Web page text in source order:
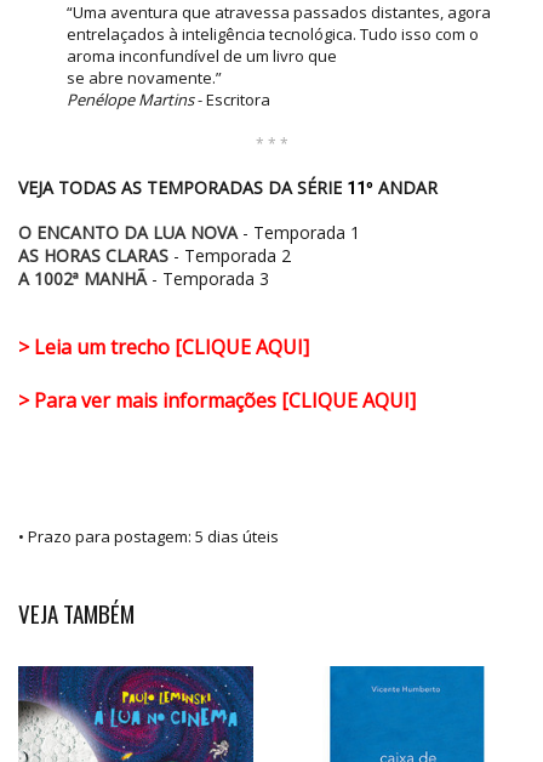
“Uma aventura que atravessa passados distantes, agora
entrelaçados à inteligência tecnológica. Tudo isso com o
aroma inconfundível de um livro que
se abre novamente.”
Penélope Martins- Escritora
* * *
VEJA TODAS AS TEMPORADAS DA SÉRIE 11º ANDAR
O ENCANTO DA LUA NOVA- Temporada 1
AS HORAS CLARAS - Temporada 2
A 1002ª MANHÃ- Temporada 3
> Leia um trecho [CLIQUE AQUI]
> Para ver mais informações [CLIQUE AQUI]
• Prazo para postagem: 5 dias úteis
VEJA TAMBÉM